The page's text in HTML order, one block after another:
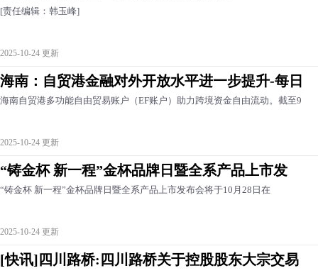
[责任编辑：韩玉峰]
2025-10-24 更新
海南：自贸港金融对外开放水平进一步提升-每日
海南自贸港多功能自由贸易账户（EF账户）助力跨境资金自由流动。截至9
2025-10-24 更新
“铸金杯 新一程”金杯品牌日暨全系产品上市发
“铸金杯 新一程”金杯品牌日暨全系产品上市发布会将于10月28日在
2025-10-24 更新
[快讯]四川路桥:四川路桥关于控股股东大宗交易